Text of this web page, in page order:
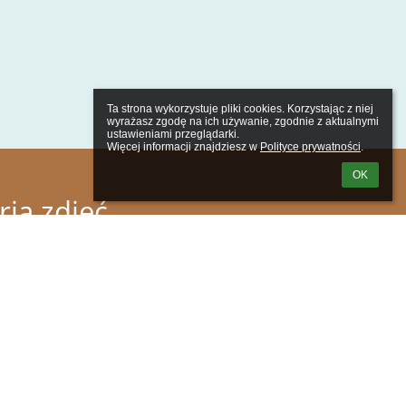
Ta strona wykorzystuje pliki cookies. Korzystając z niej
wyrażasz zgodę na ich używanie, zgodnie z aktualnymi
ustawieniami przeglądarki.
Więcej informacji znajdziesz w Polityce prywatności.
OK
zdjęć